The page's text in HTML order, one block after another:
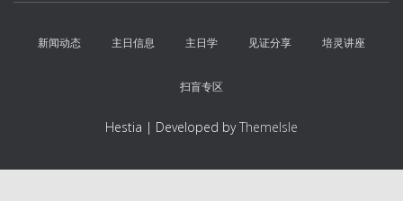
新闻动态 主日信息 主日学 见证分享 培灵讲座
扫盲专区
Hestia | Developed byThemeIsle